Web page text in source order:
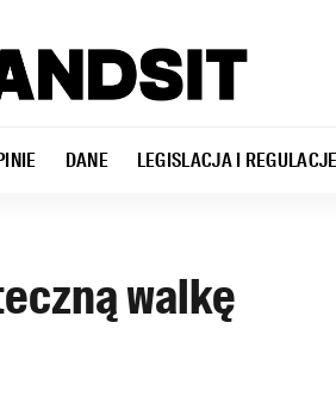
DANE LEGISLACJA I
walkę